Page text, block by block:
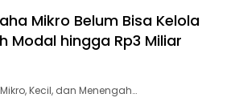
Mikro Belum Bisa Kelola
Modal hingga Rp3 Miliar
Mikro, Kecil, dan Menengah…